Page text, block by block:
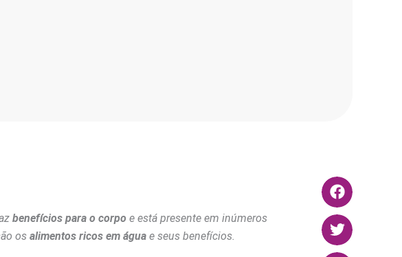
benefícios para o corpo e está presente em inúmeros
os alimentos ricos em água e seus benefícios.